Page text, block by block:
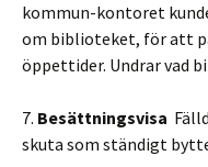
kommun-kontoret
om biblioteket, för att
öppettider. Undrar vad
7. Besättningsvisa
skuta som ständigt